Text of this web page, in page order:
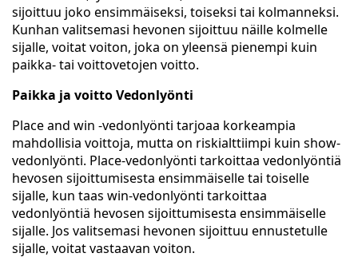
sijoittuu joko ensimmäiseksi, toiseksi tai kolmanneksi.
Kunhan valitsemasi hevonen sijoittuu näille kolmelle
sijalle, voitat voiton, joka on yleensä pienempi kuin
paikka- tai voittovetojen voitto.
Paikka ja voitto Vedonlyönti
Place and win -vedonlyönti tarjoaa korkeampia
mahdollisia voittoja, mutta on riskialttiimpi kuin show-
vedonlyönti. Place-vedonlyönti tarkoittaa vedonlyöntiä
hevosen sijoittumisesta ensimmäiselle tai toiselle
sijalle, kun taas win-vedonlyönti tarkoittaa
vedonlyöntiä hevosen sijoittumisesta ensimmäiselle
sijalle. Jos valitsemasi hevonen sijoittuu ennustetulle
sijalle, voitat vastaavan voiton.